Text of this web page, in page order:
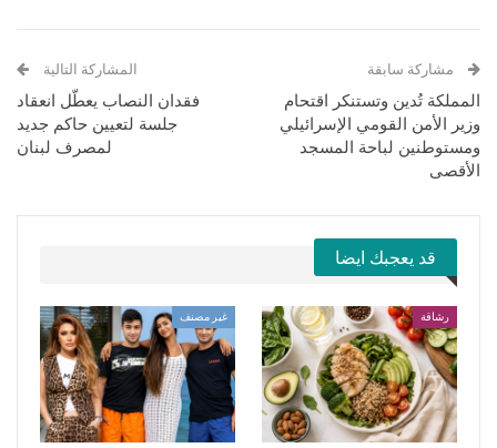
مشاركة سابقة
المملكة تُدين وتستنكر اقتحام
وزير الأمن القومي الإسرائيلي
ومستوطنين لباحة المسجد
الأقصى
المشاركة التالية
فقدان النصاب يعطّل انعقاد
جلسة لتعيين حاكم جديد
لمصرف لبنان
قد يعجبك ايضا
رشاقة غير مصنف